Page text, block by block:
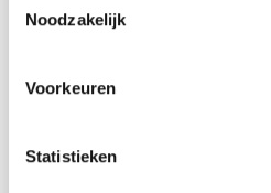
Noodzakelijk
Voorkeuren
Statistieken
Conception DROPS : modèle n°
50 gr f.nr 12, rouge
AIGUILLE DE CROCHET
ACCESSOIRES : Laine de